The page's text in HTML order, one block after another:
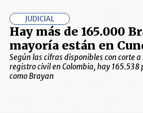
JUDICIAL
Hay más de 165.000
mayoría están en
Según las cifras disponibles con corte
registro civil en Colombia, hay
como Brayan